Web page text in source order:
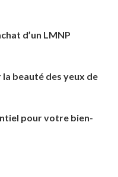
d’un LMNP
beauté des yeux de
pour votre bien-